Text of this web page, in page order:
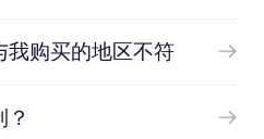
我购买的地区不符